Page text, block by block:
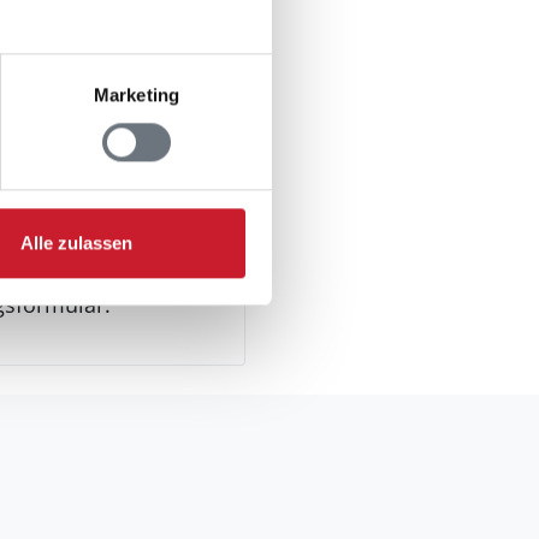
Marketing
Alle zulassen